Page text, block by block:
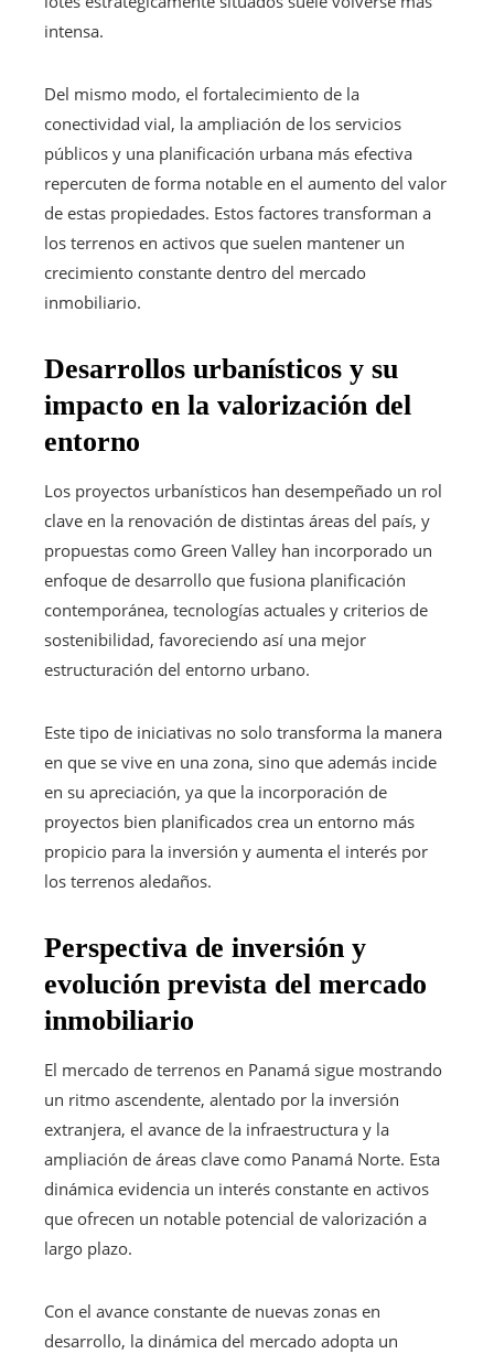
intensa.
Del mismo modo, el fortalecimiento de la
conectividad vial, la ampliación de los servicios
públicos y una planificación urbana más efectiva
repercuten de forma notable en el aumento del valor
de estas propiedades. Estos factores transforman a
los terrenos en activos que suelen mantener un
crecimiento constante dentro del mercado
inmobiliario.
Desarrollos urbanísticos y su
impacto en la valorización del
entorno
Los proyectos urbanísticos han desempeñado un rol
clave en la renovación de distintas áreas del país, y
propuestas como Green Valley han incorporado un
enfoque de desarrollo que fusiona planificación
contemporánea, tecnologías actuales y criterios de
sostenibilidad, favoreciendo así una mejor
estructuración del entorno urbano.
Este tipo de iniciativas no solo transforma la manera
en que se vive en una zona, sino que además incide
en su apreciación, ya que la incorporación de
proyectos bien planificados crea un entorno más
propicio para la inversión y aumenta el interés por
los terrenos aledaños.
Perspectiva de inversión y
evolución prevista del mercado
inmobiliario
El mercado de terrenos en Panamá sigue mostrando
un ritmo ascendente, alentado por la inversión
extranjera, el avance de la infraestructura y la
ampliación de áreas clave como Panamá Norte. Esta
dinámica evidencia un interés constante en activos
que ofrecen un notable potencial de valorización a
largo plazo.
Con el avance constante de nuevas zonas en
desarrollo, la dinámica del mercado adopta un